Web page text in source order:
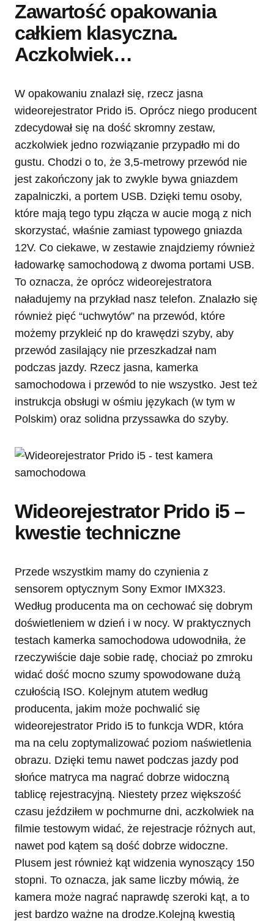
Zawartość opakowania
całkiem klasyczna.
Aczkolwiek…
W opakowaniu znalazł się, rzecz jasna
wideorejestrator Prido i5. Oprócz niego producent
zdecydował się na dość skromny zestaw,
aczkolwiek jedno rozwiązanie przypadło mi do
gustu. Chodzi o to, że 3,5-metrowy przewód nie
jest zakończony jak to zwykle bywa gniazdem
zapalniczki, a portem USB. Dzięki temu osoby,
które mają tego typu złącza w aucie mogą z nich
skorzystać, właśnie zamiast typowego gniazda
12V. Co ciekawe, w zestawie znajdziemy również
ładowarkę samochodową z dwoma portami USB.
To oznacza, że oprócz wideorejestratora
naładujemy na przykład nasz telefon. Znalazło się
również pięć “uchwytów” na przewód, które
możemy przykleić np do krawędzi szyby, aby
przewód zasilający nie przeszkadzał nam
podczas jazdy. Rzecz jasna, kamerka
samochodowa i przewód to nie wszystko. Jest też
instrukcja obsługi w ośmiu językach (w tym w
Polskim) oraz solidna przyssawka do szyby.
Wideorejestrator Prido i5 –
kwestie techniczne
Przede wszystkim mamy do czynienia z
sensorem optycznym Sony Exmor IMX323.
Według producenta ma on cechować się dobrym
doświetleniem w dzień i w nocy. W praktycznych
testach kamerka samochodowa udowodniła, że
rzeczywiście daje sobie radę, chociaż po zmroku
widać dość mocno szumy spowodowane dużą
czułością ISO. Kolejnym atutem według
producenta, jakim może pochwalić się
wideorejestrator Prido i5 to funkcja WDR, która
ma na celu zoptymalizować poziom naświetlenia
obrazu. Dzięki temu nawet podczas jazdy pod
słońce matryca ma nagrać dobrze widoczną
tablicę rejestracyjną. Niestety przez większość
czasu jeździłem w pochmurne dni, aczkolwiek na
filmie testowym widać, że rejestracje różnych aut,
nawet pod kątem są dość dobrze widoczne.
Plusem jest również kąt widzenia wynoszący 150
stopni. To oznacza, jak same liczby mówią, że
kamera może nagrać naprawdę szeroki kąt, a to
jest bardzo ważne na drodze.Kolejną kwestią